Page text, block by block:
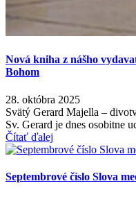
Nová kniha z nášho
Bohom
28. októbra 2025
Svätý Gerard Majella –
Sv. Gerard je dnes osobitne
Čítať ďalej
Septembrové číslo Slova